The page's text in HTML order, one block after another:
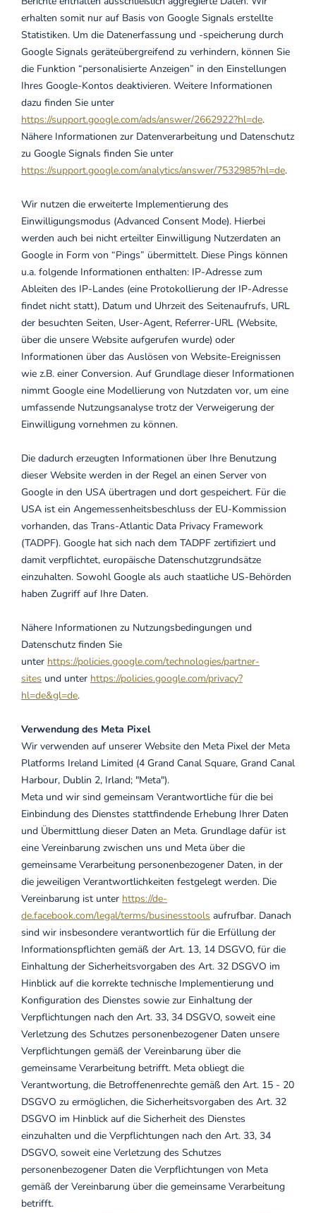
erhalten somit nur auf Basis von Google Signals erstellte
Statistiken. Um die Datenerfassung und -speicherung durch
Google Signals geräteübergreifend zu verhindern, können Sie
die Funktion “personalisierte Anzeigen” in den Einstellungen
Ihres Google-Kontos deaktivieren. Weitere Informationen
dazu finden Sie unter
https://support.google.com/ads/answer/2662922?hl=de.
Nähere Informationen zur Datenverarbeitung und Datenschutz
zu Google Signals finden Sie unter
https://support.google.com/analytics/answer/7532985?hl=de.
Wir nutzen die erweiterte Implementierung des
Einwilligungsmodus (Advanced Consent Mode). Hierbei
werden auch bei nicht erteilter Einwilligung Nutzerdaten an
Google in Form von “Pings” übermittelt. Diese Pings können
u.a. folgende Informationen enthalten: IP-Adresse zum
Ableiten des IP-Landes (eine Protokollierung der IP-Adresse
findet nicht statt), Datum und Uhrzeit des Seitenaufrufs, URL
der besuchten Seiten, User-Agent, Referrer-URL (Website,
über die unsere Website aufgerufen wurde) oder
Informationen über das Auslösen von Website-Ereignissen
wie z.B. einer Conversion. Auf Grundlage dieser Informationen
nimmt Google eine Modellierung von Nutzdaten vor, um eine
umfassende Nutzungsanalyse trotz der Verweigerung der
Einwilligung vornehmen zu können.
Die dadurch erzeugten Informationen über Ihre Benutzung
dieser Website werden in der Regel an einen Server von
Google in den USA übertragen und dort gespeichert. Für die
USA ist ein Angemessenheitsbeschluss der EU-Kommission
vorhanden, das Trans-Atlantic Data Privacy Framework
(TADPF). Google hat sich nach dem TADPF zertifiziert und
damit verpflichtet, europäische Datenschutzgrundsätze
einzuhalten. Sowohl Google als auch staatliche US-Behörden
haben Zugriff auf Ihre Daten.
Nähere Informationen zu Nutzungsbedingungen und
Datenschutz finden Sie
unter https://policies.google.com/technologies/partner-
sites und unter https://policies.google.com/privacy?
hl=de&gl=de.
Verwendung des Meta Pixel
Wir verwenden auf unserer Website den Meta Pixel der Meta
Platforms Ireland Limited (4 Grand Canal Square, Grand Canal
Harbour, Dublin 2, Irland; "Meta").
Meta und wir sind gemeinsam Verantwortliche für die bei
Einbindung des Dienstes stattfindende Erhebung Ihrer Daten
und Übermittlung dieser Daten an Meta. Grundlage dafür ist
eine Vereinbarung zwischen uns und Meta über die
gemeinsame Verarbeitung personenbezogener Daten, in der
die jeweiligen Verantwortlichkeiten festgelegt werden. Die
Vereinbarung ist unter https://de-
de.facebook.com/legal/terms/businesstools aufrufbar. Danach
sind wir insbesondere verantwortlich für die Erfüllung der
Informationspflichten gemäß der Art. 13, 14 DSGVO, für die
Einhaltung der Sicherheitsvorgaben des Art. 32 DSGVO im
Hinblick auf die korrekte technische Implementierung und
Konfiguration des Dienstes sowie zur Einhaltung der
Verpflichtungen nach den Art. 33, 34 DSGVO, soweit eine
Verletzung des Schutzes personenbezogener Daten unsere
Verpflichtungen gemäß der Vereinbarung über die
gemeinsame Verarbeitung betrifft. Meta obliegt die
Verantwortung, die Betroffenenrechte gemäß den Art. 15 - 20
DSGVO zu ermöglichen, die Sicherheitsvorgaben des Art. 32
DSGVO im Hinblick auf die Sicherheit des Dienstes
einzuhalten und die Verpflichtungen nach den Art. 33, 34
DSGVO, soweit eine Verletzung des Schutzes
personenbezogener Daten die Verpflichtungen von Meta
gemäß der Vereinbarung über die gemeinsame Verarbeitung
betrifft.